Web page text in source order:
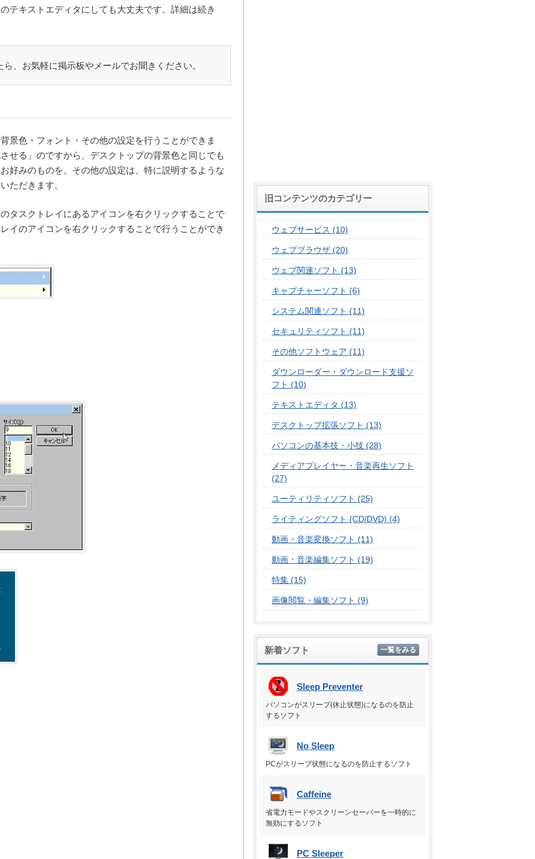
テキストエディタにしても大丈夫です。詳細は続き
、お気軽に掲示板やメールでお聞きください。
景色・フォント・その他の設定を行うことができま
せる」のですから、デスクトップの背景色と同じでも
好みのものを。その他の設定は、特に説明するような
ただきます。
タスクトレイにあるアイコンを右クリックすることで
イのアイコンを右クリックすることで行うことができ
旧コンテンツのカテゴリー
ウェブサービス (10)
ウェブブラウザ (20)
ウェブ関連ソフト (13)
キャプチャーソフト (6)
システム関連ソフト (11)
セキュリティソフト (11)
その他ソフトウェア (11)
ダウンローダー・ダウンロード支援ソ
フト (10)
テキストエディタ (13)
デスクトップ拡張ソフト (13)
パソコンの基本技・小技 (28)
メディアプレイヤー・音楽再生ソフト
(27)
ユーティリティソフト (25)
ライティングソフト (CD/DVD) (4)
動画・音楽変換ソフト (11)
動画・音楽編集ソフト (19)
特集 (15)
画像閲覧・編集ソフト (9)
新着ソフト 一覧をみる
Sleep Preventer
パソコンがスリープ(休止状態)になるのを防止
するソフト
No Sleep
PCがスリープ状態になるのを防止するソフト
Caffeine
省電力モードやスクリーンセーバーを一時的に
無効にするソフト
PC Sleeper